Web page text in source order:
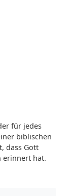
für jedes
biblischen
dass Gott
erinnert hat.